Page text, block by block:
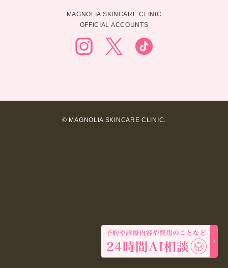
MAGNOLIA SKINCARE CLINIC
OFFICIAL ACCOUNTS
© MAGNOLIA SKINCARE CLINIC.